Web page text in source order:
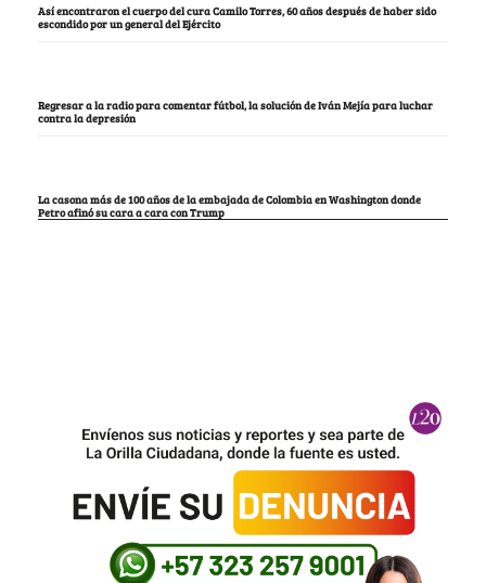
Así encontraron el cuerpo del cura Camilo Torres, 60 años después de haber sido
escondido por un general del Ejército
Regresar a la radio para comentar fútbol, la solución de Iván Mejía para luchar
contra la depresión
La casona más de 100 años de la embajada de Colombia en Washington donde
Petro afinó su cara a cara con Trump